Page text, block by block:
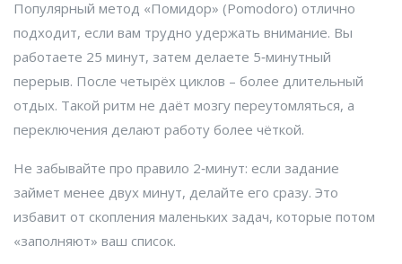
Популярный метод «Помидор» (Pomodoro) отлично
подходит, если вам трудно удержать внимание. Вы
работаете 25 минут, затем делаете 5‑минутный
перерыв. После четырёх циклов – более длительный
отдых. Такой ритм не даёт мозгу переутомляться, а
переключения делают работу более чёткой.
Не забывайте про правило 2‑минут: если задание
займет менее двух минут, делайте его сразу. Это
избавит от скопления маленьких задач, которые потом
«заполняют» ваш список.